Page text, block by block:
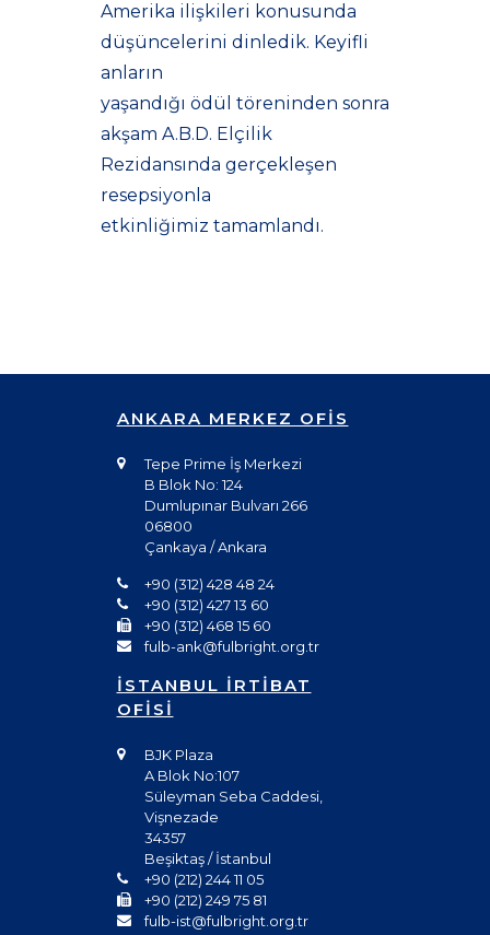
Amerika ilişkileri konusunda
düşüncelerini dinledik. Keyifli
anların
yaşandığı ödül töreninden sonra
akşam A.B.D. Elçilik
Rezidansında gerçekleşen
resepsiyonla
etkinliğimiz tamamlandı.
ANKARA MERKEZ OFİS
Tepe Prime İş Merkezi
B Blok No: 124
Dumlupınar Bulvarı 266
06800
Çankaya / Ankara
+90 (312) 428 48 24
+90 (312) 427 13 60
+90 (312) 468 15 60
fulb-ank@fulbright.org.tr
İSTANBUL İRTİBAT
OFİSİ
BJK Plaza
A Blok No:107
Süleyman Seba Caddesi,
Vişnezade
34357
Beşiktaş / İstanbul
+90 (212) 244 11 05
+90 (212) 249 75 81
fulb-ist@fulbright.org.tr